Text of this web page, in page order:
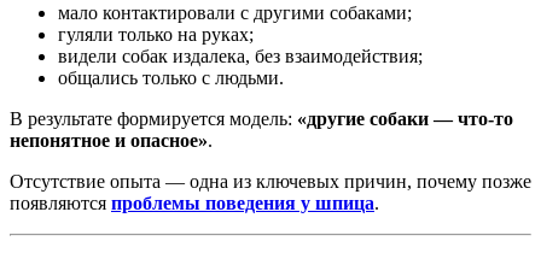
мало контактировали с другими собаками;
гуляли только на руках;
видели собак издалека, без взаимодействия;
общались только с людьми.
В результате формируется модель: «другие собаки — что-то
непонятное и опасное».
Отсутствие опыта — одна из ключевых причин, почему позже
появляются проблемы поведения у шпица.